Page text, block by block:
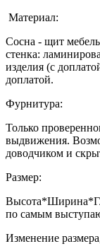
Материал:
Сосна - щит
стенка:
изделия (с
доплатой.
Фурнитура:
Только
выдвижения.
доводчиком и
Размер:
по самым
Изменение